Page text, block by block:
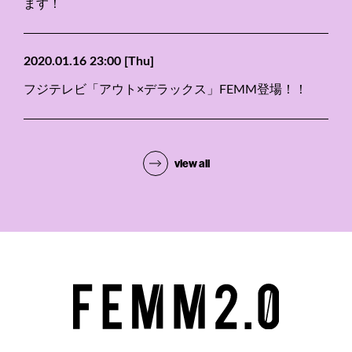
ます！
2020.01.16 23:00 [Thu]
フジテレビ「アウト×デラックス」FEMM登場！！
view all